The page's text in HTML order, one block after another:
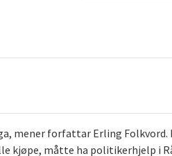
mener forfattar Erling
kjøpe, måtte ha politikerhjelp i